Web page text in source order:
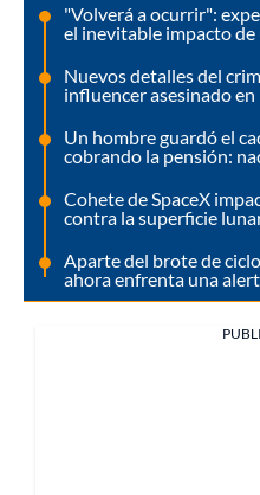
"Volverá a ocurrir":
el inevitable impacto
Nuevos detalles del
influencer asesinado
Un hombre guardó el
cobrando la pensión:
Cohete de SpaceX
contra la superficie
Aparte del brote de
ahora enfrenta una